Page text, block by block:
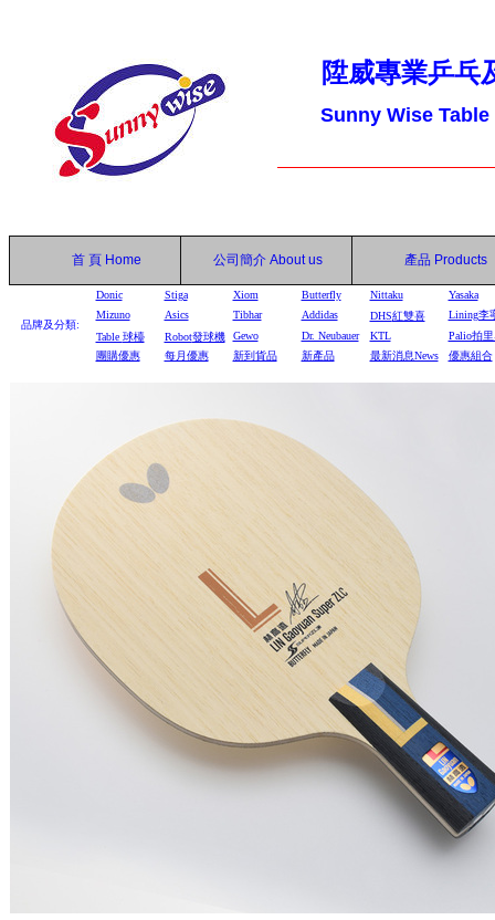
陞威專業乒乓
Sunny Wise
首 頁 Home 公司簡介 About us 產品 Products
品牌及分類:
Donic Stiga Xiom Butterfly Nittaku
Yasaka
Mizuno
Asics Tibhar Addidas DHS紅雙喜
Lining李
Table 球檯 Robot發球機 Gewo Dr. Neubauer KTL
Palio拍
團購優惠
每月優惠 新到貨品 新產品 最新消息News 優惠組合